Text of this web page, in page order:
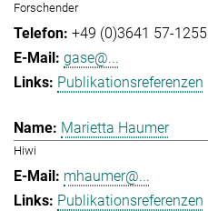
Forschender
+49 (0)3641 57-1255
gase@...
Publikationsreferenzen
Marietta Haumer
Hiwi
mhaumer@...
Publikationsreferenzen